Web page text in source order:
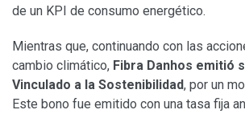
de un KPI de consumo energético.
Mientras que, continuando con las
cambio climático, Fibra Danhos emitió
Vinculado a la Sostenibilidad, por un
Este bono fue emitido con una tasa fija